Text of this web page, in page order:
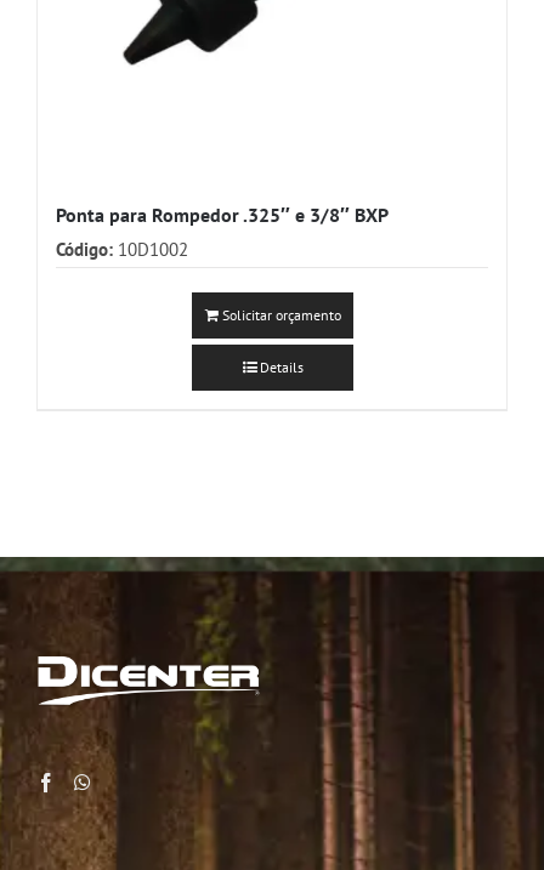
Ponta para Rompedor .325″ e 3/8″ BXP
Código: 10D1002
Solicitar orçamento
Details